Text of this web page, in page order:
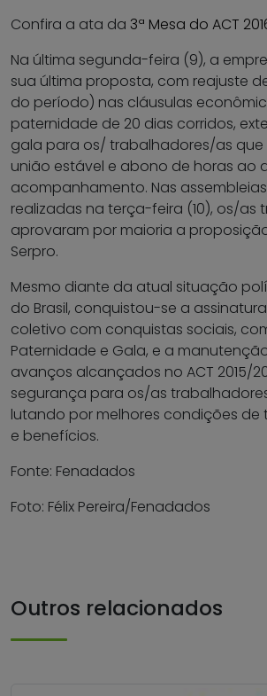
Confira a ata da 3ª Mesa do ACT
Na última segunda-feira (9), a
sua última proposta, com reajuste
do período) nas cláusulas
paternidade de 20 dias corridos,
gala para os/ trabalhadores/as
união estável e abono de horas ao
acompanhamento. Nas
realizadas na terça-feira (10), os/as
aprovaram por maioria a
Serpro.
Mesmo diante da atual situação
do Brasil, conquistou-se a
coletivo com conquistas sociais,
Paternidade e Gala, e a
avanços alcançados no ACT 2015/
segurança para os/as
lutando por melhores condições de
e benefícios.
Fonte: Fenadados
Foto: Félix Pereira/Fenadados
Outros relacionados